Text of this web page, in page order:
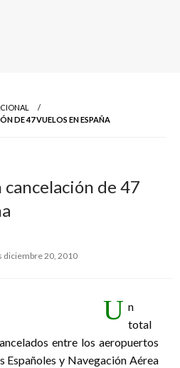
DE 47 VUELOS EN ESPAÑA
cancelación de 47
diciembre 20, 2010
U n
total
entre los aeropuertos
Españoles y Navegación Aérea